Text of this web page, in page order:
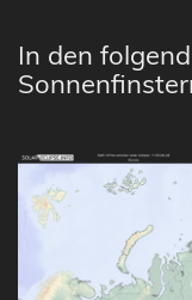
In den